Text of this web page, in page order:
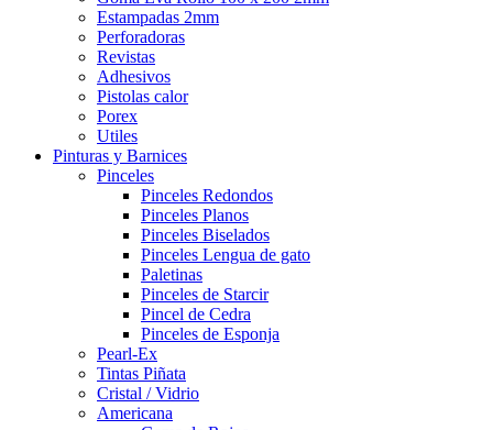
Estampadas 2mm
Perforadoras
Revistas
Adhesivos
Pistolas calor
Porex
Utiles
Pinturas y Barnices
Pinceles
Pinceles Redondos
Pinceles Planos
Pinceles Biselados
Pinceles Lengua de gato
Paletinas
Pinceles de Starcir
Pincel de Cedra
Pinceles de Esponja
Pearl-Ex
Tintas Piñata
Cristal / Vidrio
Americana